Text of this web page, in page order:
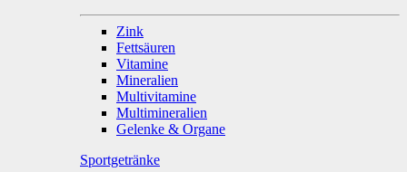
Zink
Fettsäuren
Vitamine
Mineralien
Multivitamine
Multimineralien
Gelenke & Organe
Sportgetränke